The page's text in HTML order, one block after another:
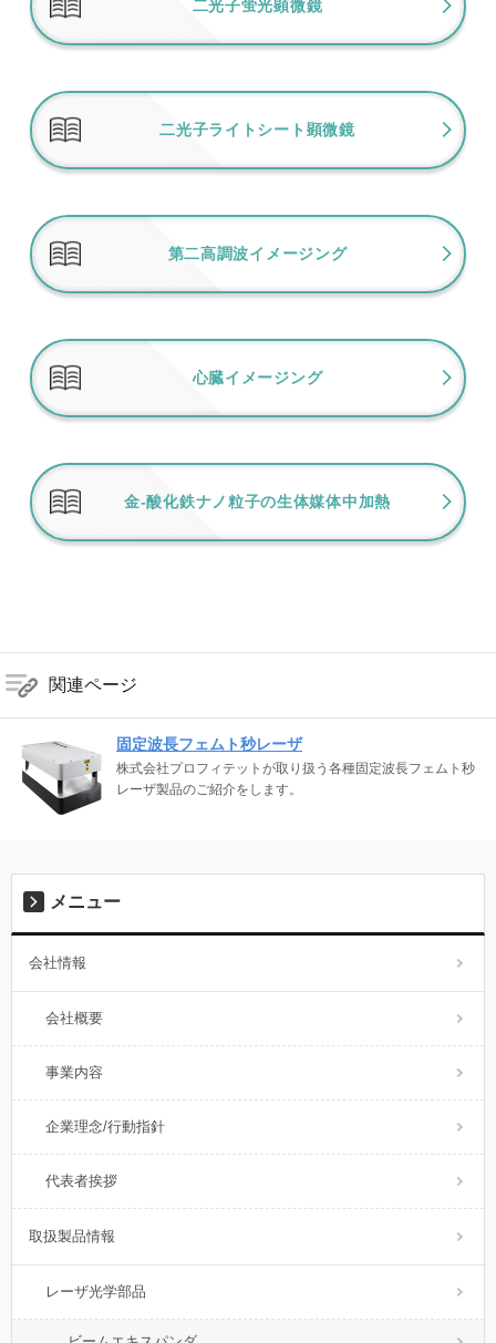
二光子蛍光顕微鏡
二光子ライトシート顕微鏡
第二高調波イメージング
心臓イメージング
金-酸化鉄ナノ粒子の生体媒体中加熱
関連ページ
固定波長フェムト秒レーザ
株式会社プロフィテットが取り扱う各種固定波長フェムト秒
レーザ製品のご紹介をします。
メニュー
会社情報
会社概要
事業内容
企業理念/行動指針
代表者挨拶
取扱製品情報
レーザ光学部品